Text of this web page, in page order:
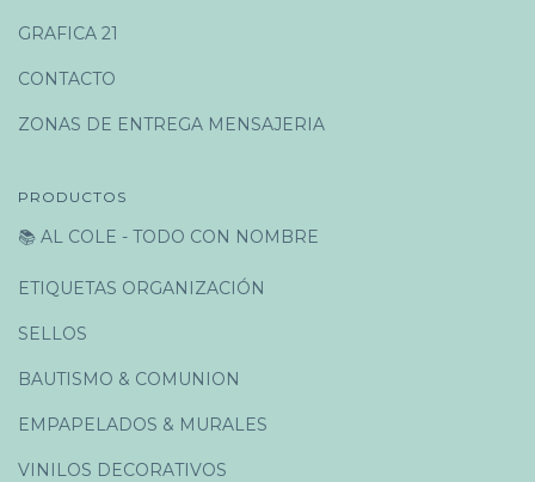
GRAFICA 21
CONTACTO
ZONAS DE ENTREGA MENSAJERIA
PRODUCTOS
📚 AL COLE - TODO CON NOMBRE
ETIQUETAS ORGANIZACIÓN
SELLOS
BAUTISMO & COMUNION
EMPAPELADOS & MURALES
VINILOS DECORATIVOS